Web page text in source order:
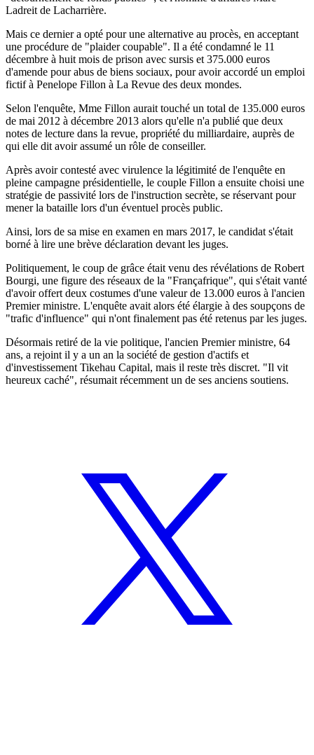
Ladreit de Lacharrière.
Mais ce dernier a opté pour une alternative au procès, en acceptant
une procédure de "plaider coupable". Il a été condamné le 11
décembre à huit mois de prison avec sursis et 375.000 euros
d'amende pour abus de biens sociaux, pour avoir accordé un emploi
fictif à Penelope Fillon à La Revue des deux mondes.
Selon l'enquête, Mme Fillon aurait touché un total de 135.000 euros
de mai 2012 à décembre 2013 alors qu'elle n'a publié que deux
notes de lecture dans la revue, propriété du milliardaire, auprès de
qui elle dit avoir assumé un rôle de conseiller.
Après avoir contesté avec virulence la légitimité de l'enquête en
pleine campagne présidentielle, le couple Fillon a ensuite choisi une
stratégie de passivité lors de l'instruction secrète, se réservant pour
mener la bataille lors d'un éventuel procès public.
Ainsi, lors de sa mise en examen en mars 2017, le candidat s'était
borné à lire une brève déclaration devant les juges.
Politiquement, le coup de grâce était venu des révélations de Robert
Bourgi, une figure des réseaux de la "Françafrique", qui s'était vanté
d'avoir offert deux costumes d'une valeur de 13.000 euros à l'ancien
Premier ministre. L'enquête avait alors été élargie à des soupçons de
"trafic d'influence" qui n'ont finalement pas été retenus par les juges.
Désormais retiré de la vie politique, l'ancien Premier ministre, 64
ans, a rejoint il y a un an la société de gestion d'actifs et
d'investissement Tikehau Capital, mais il reste très discret. "Il vit
heureux caché", résumait récemment un de ses anciens soutiens.